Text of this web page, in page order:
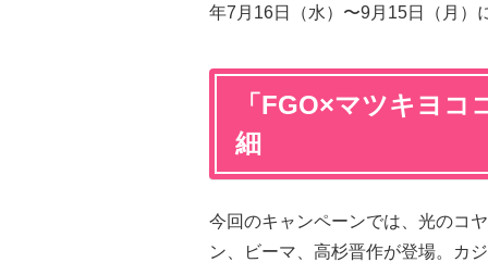
年7月16日（水）〜9月15日（月）
「FGO×マツキヨ
細
今回のキャンペーンでは、光のコ
ン、ビーマ、高杉晋作が登場。カ